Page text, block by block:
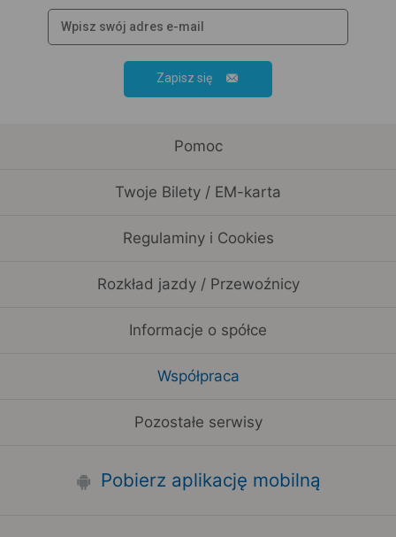
Zapisz się
Pomoc
Twoje Bilety / EM-karta
Regulaminy i Cookies
Rozkład jazdy / Przewoźnicy
Informacje o spółce
Współpraca
Pozostałe serwisy
Pobierz aplikację mobilną